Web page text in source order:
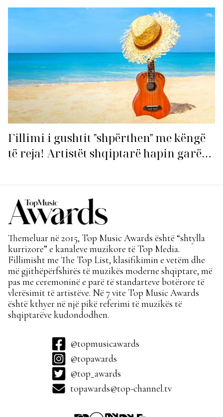
Fillimi i gushtit "shpërthen" me këngë
të reja! Artistët shqiptarë hapin garën
Themeluar në 2015, Top Music Awards është “shtylla
kurrizore” e kanaleve muzikore të Top Media.
Fillimisht me The Top List, klasifikimin e vetëm dhe
më gjithëpërfshirës të muzikës moderne shqiptare, më
pas me ceremoninë e parë të standarteve botërore të
vlerësimit të artistëve. Në 7 vite Top Music Awards
është kthyer në një pikë referimi të muzikës të
shqiptarëve kudondodhen.
@topmusicawards
@topawards
@top_awards
topawards@top-channel.tv